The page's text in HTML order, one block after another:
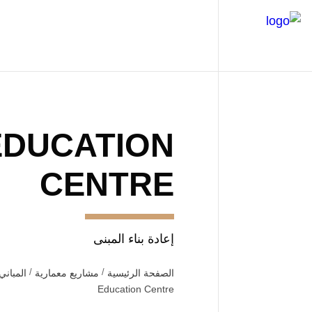
CENTRE
إعادة بناء المبنى
الصفحة الرئيسية مشاريع معمارية
Education Centre